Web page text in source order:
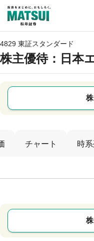
4829 東証スタンダード
株主優待：日本
チャート 時